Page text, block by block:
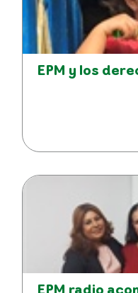
EPM y los
EPM radio